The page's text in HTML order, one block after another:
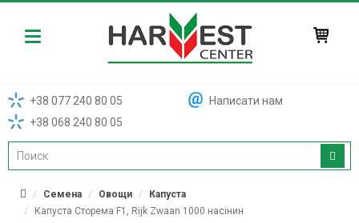
Harvest
+38 077 240 80 05
+38 068 240 80 05
Написати нам
Семена Овощи
Капуста
Капуста Сторема F1, Rijk Zwaan 1000 насінин